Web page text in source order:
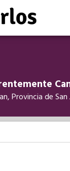
Provincia de San